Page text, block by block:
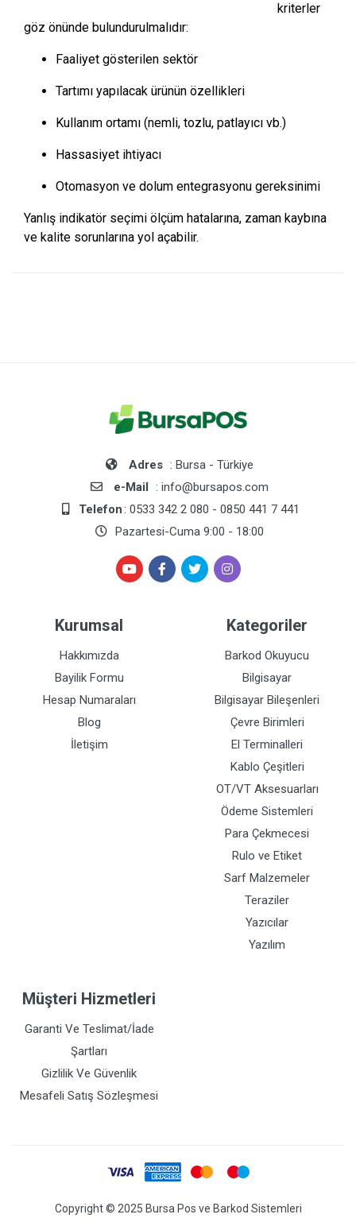
kriterler
göz önünde bulundurulmalıdır:
Faaliyet gösterilen sektör
Tartımı yapılacak ürünün özellikleri
Kullanım ortamı (nemli, tozlu, patlayıcı vb.)
Hassasiyet ihtiyacı
Otomasyon ve dolum entegrasyonu gereksinimi
Yanlış indikatör seçimi ölçüm hatalarına, zaman kaybına
ve kalite sorunlarına yol açabilir.
Adres : Bursa - Türkiye
e-Mail : info@bursapos.com
Telefon: 0533 342 2 080 - 0850 441 7 441
Pazartesi-Cuma 9:00 - 18:00
Kurumsal
Hakkımızda
Bayilik Formu
Hesap Numaraları
Blog
İletişim
Kategoriler
Barkod Okuyucu
Bilgisayar
Bilgisayar Bileşenleri
Çevre Birimleri
El Terminalleri
Kablo Çeşitleri
OT/VT Aksesuarları
Ödeme Sistemleri
Para Çekmecesi
Rulo ve Etiket
Sarf Malzemeler
Teraziler
Yazıcılar
Yazılım
Müşteri Hizmetleri
Garanti Ve Teslimat/İade
Şartları
Gizlilik Ve Güvenlik
Mesafeli Satış Sözleşmesi
Copyright © 2025 Bursa Pos ve Barkod Sistemleri